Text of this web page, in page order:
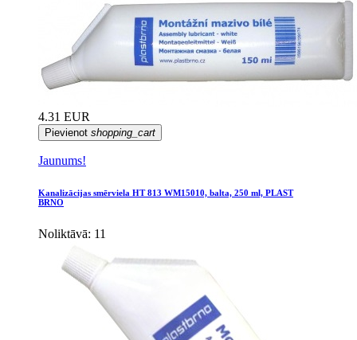
4.31 EUR
Pievienot shopping_cart
Jaunums!
Kanalizācijas smērviela HT 813 WM15010, balta, 250 ml, PLAST
BRNO
Noliktāvā: 11